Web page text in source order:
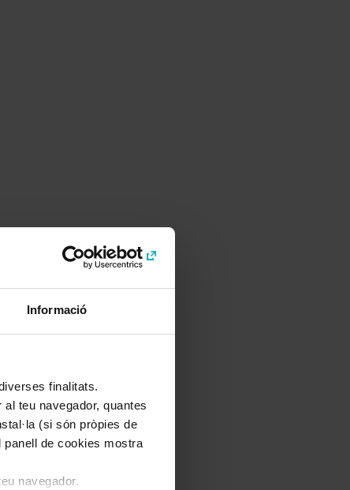
Informació
finalitats.
al teu navegador, quantes
(si són pròpies de
panell de cookies mostra
navegador.